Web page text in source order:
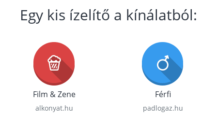
Egy kis ízelítő a kínálatból:
Film & Zene
alkonyat.hu
Férfi
padlogaz.hu